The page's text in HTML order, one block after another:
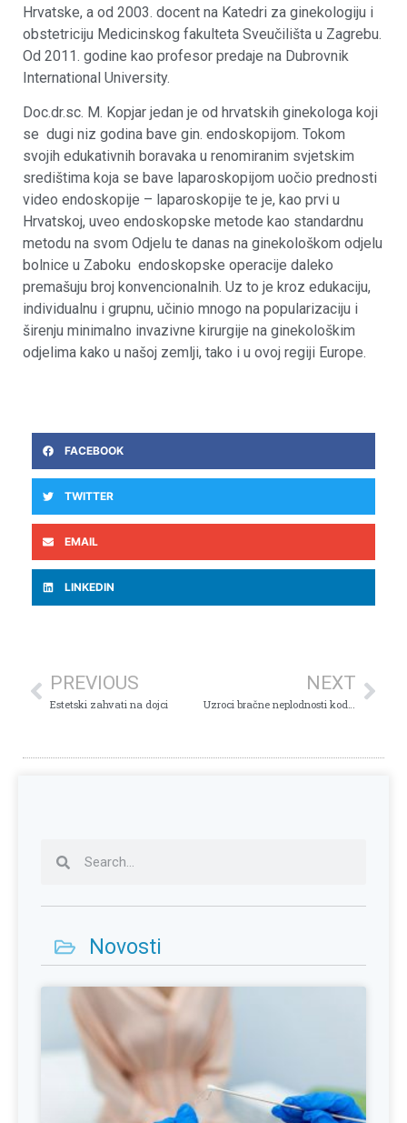
Hrvatske, a od 2003. docent na Katedri za ginekologiju i
obstetriciju Medicinskog fakulteta Sveučilišta u Zagrebu.
Od 2011. godine kao profesor predaje na Dubrovnik
International University.
Doc.dr.sc. M. Kopjar jedan je od hrvatskih ginekologa koji
se dugi niz godina bave gin. endoskopijom. Tokom
svojih edukativnih boravaka u renomiranim svjetskim
središtima koja se bave laparoskopijom uočio prednosti
video endoskopije – laparoskopije te je, kao prvi u
Hrvatskoj, uveo endoskopske metode kao standardnu
metodu na svom Odjelu te danas na ginekološkom odjelu
bolnice u Zaboku endoskopske operacije daleko
premašuju broj konvencionalnih. Uz to je kroz edukaciju,
individualnu i grupnu, učinio mnogo na popularizaciju i
širenju minimalno invazivne kirurgije na ginekološkim
odjelima kako u našoj zemlji, tako i u ovoj regiji Europe.
FACEBOOK
TWITTER
EMAIL
LINKEDIN
PREVIOUS
Estetski zahvati na dojci
NEXT
Uzroci bračne neplodnosti kod parova
Novosti